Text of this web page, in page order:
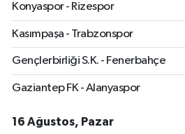
Konyaspor - Rizespor
Kasımpaşa - Trabzonspor
Gençlerbirliği S.K. - Fenerbahçe
Gaziantep FK - Alanyaspor
16 Ağustos, Pazar